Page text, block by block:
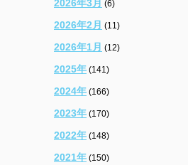
2026年3月 (6)
2026年2月 (11)
2026年1月 (12)
2025年 (141)
2024年 (166)
2023年 (170)
2022年 (148)
2021年 (150)